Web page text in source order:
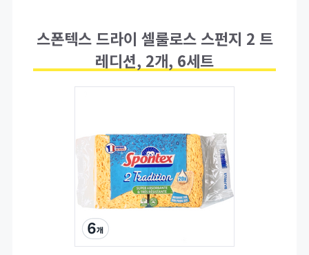
스폰텍스 드라이 셀룰로스 스펀지 2 트
레디션, 2개, 6세트